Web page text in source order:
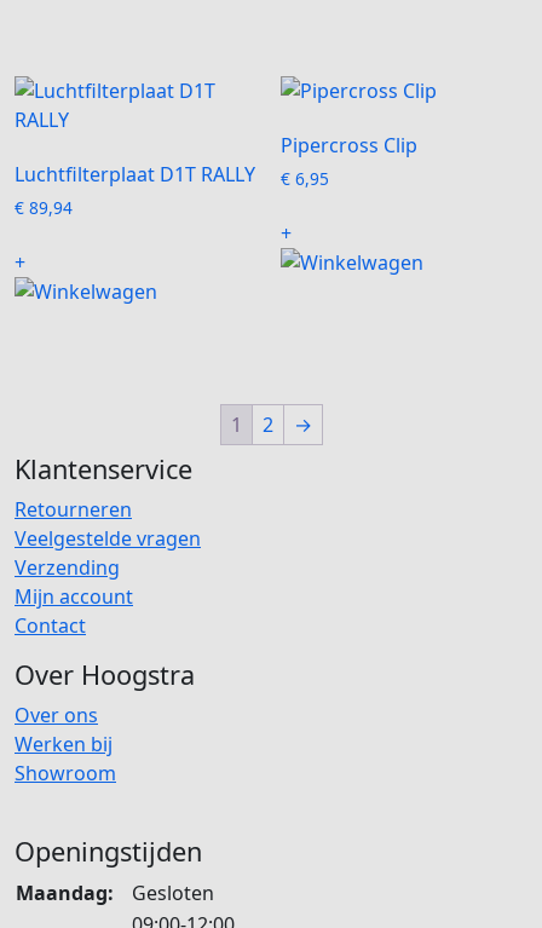
Luchtfilterplaat D1T RALLY
€ 89,94
+
Pipercross Clip
€ 6,95
+
1 2 →
Klantenservice
Retourneren
Veelgestelde vragen
Verzending
Mijn account
Contact
Over Hoogstra
Over ons
Werken bij
Showroom
Openingstijden
Maandag: Gesloten